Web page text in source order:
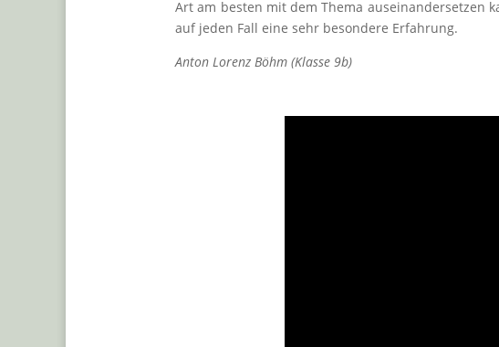
Art am besten mit dem Thema auseinandersetzen
auf jeden Fall eine sehr besondere Erfahrung.
Anton Lorenz Böhm (Klasse 9b)